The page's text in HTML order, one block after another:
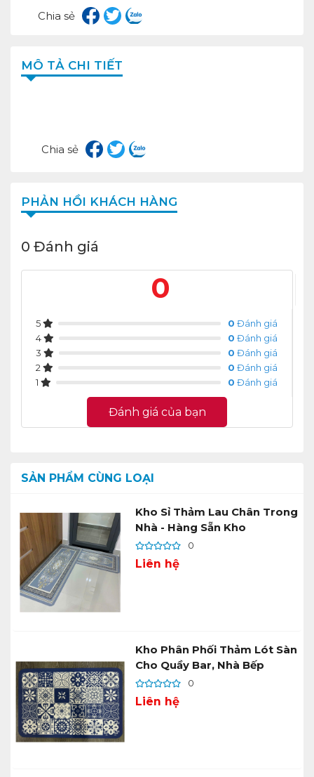
Chia sẻ
MÔ TẢ CHI TIẾT
Chia sẻ
PHẢN HỒI KHÁCH HÀNG
0 Đánh giá
0
5 0 Đánh giá
4
0 Đánh giá
3
0 Đánh giá
2
0 Đánh giá
1
0 Đánh giá
Đánh giá của bạn
SẢN PHẨM CÙNG LOẠI
Kho Sỉ Thảm Lau Chân Trong
Nhà - Hàng Sẵn Kho
0
Liên hệ
Kho Phân Phối Thảm Lót Sàn
Cho Quầy Bar, Nhà Bếp
0
Liên hệ